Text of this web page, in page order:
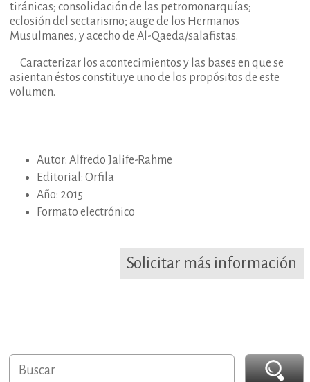
tiránicas; consolidación de las petromonarquías;
eclosión del sectarismo; auge de los Hermanos
Musulmanes, y acecho de Al-Qaeda/salafistas.
Caracterizar los acontecimientos y las bases en que se
asientan éstos constituye uno de los propósitos de este
volumen.
Autor: Alfredo Jalife-Rahme
Editorial: Orfila
Año: 2015
Formato electrónico
Solicitar más información